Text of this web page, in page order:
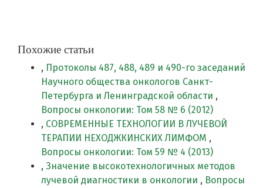
Похожие статьи
, Протоколы 487, 488, 489 и 490-го заседаний
Научного общества онкологов Санкт-
Петербурга и Ленинградской области ,
Вопросы онкологии: Том 58 № 6 (2012)
, СОВРЕМЕННЫЕ ТЕХНОЛОГИИ В ЛУЧЕВОЙ
ТЕРАПИИ НЕХОДЖКИНСКИХ ЛИМФОМ ,
Вопросы онкологии: Том 59 № 4 (2013)
, Значение высокотехнологичных методов
лучевой диагностики в онкологии , Вопросы